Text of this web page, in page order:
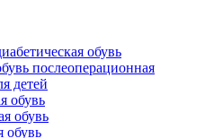
обувь
послеоперационная
детей
обувь
обувь
обувь